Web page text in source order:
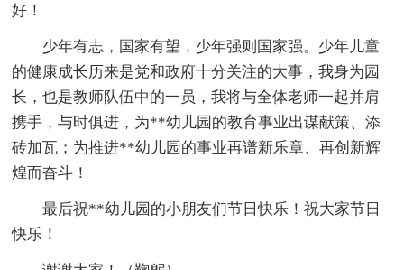
好！
少年有志，国家有望，少年强则国家强。少年儿童
的健康成长历来是党和政府十分关注的大事，我身为园
长，也是教师队伍中的一员，我将与全体老师一起并肩
携手，与时俱进，为**幼儿园的教育事业出谋献策、添
砖加瓦；为推进**幼儿园的事业再谱新乐章、再创新辉
煌而奋斗！
最后祝**幼儿园的小朋友们节日快乐！祝大家节日
快乐！